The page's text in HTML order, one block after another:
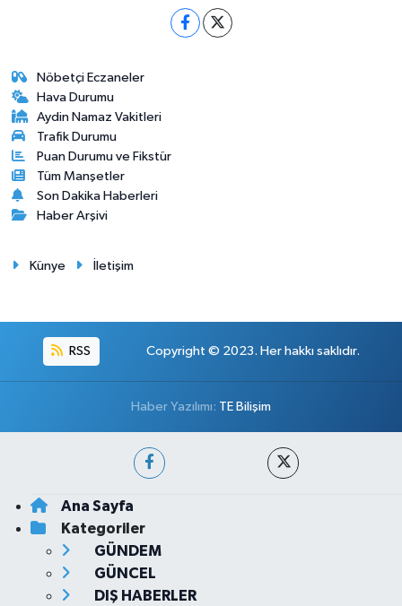
Nöbetçi Eczaneler
Hava Durumu
Aydin Namaz Vakitleri
Trafik Durumu
Puan Durumu ve Fikstür
Tüm Manşetler
Son Dakika Haberleri
Haber Arşivi
Künye İletişim
RSS Copyright © 2023. Her hakkı saklıdır.
Haber Yazılımı: TE Bilişim
Ana Sayfa
Kategoriler
GÜNDEM
GÜNCEL
DIŞ HABERLER